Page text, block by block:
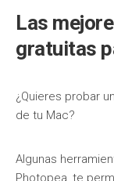
Las
gratuitas
¿Quieres probar
de tu Mac?
Algunas
Photopea, te